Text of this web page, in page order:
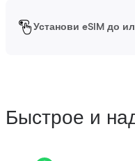
Установи eSIM до
Быстрое и